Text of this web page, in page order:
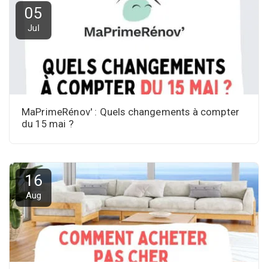
05
Jul
MaPrimeRénov' : Quels changements à compter
du 15 mai ?
16
Aug